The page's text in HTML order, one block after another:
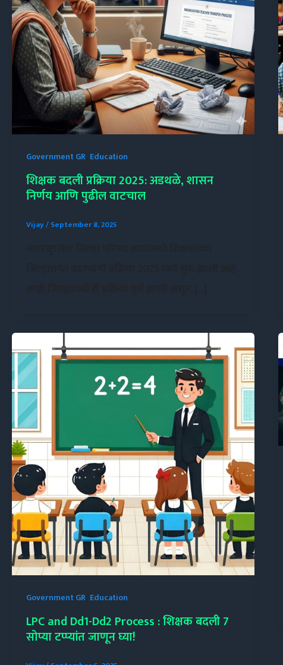
Government GR Education
शिक्षक बदली प्रक्रिया 2025: अडथळे, शासन
निर्णय आणि पुढील वाटचाल
Vijay/September 8, 2025
Government GR Education
LPC and Dd1-Dd2 Process : शिक्षक बदली 7
सोप्या टप्प्यांत जाणून घ्या!